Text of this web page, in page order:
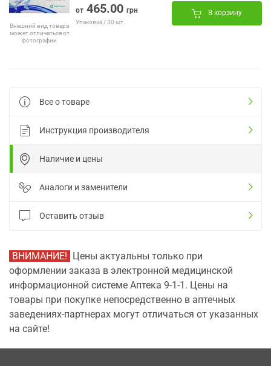
Внешний вид товара
может отличаться от
фотографии
от 465.00 грн
Упаковка / 30 шт.
В корзину
Все о товаре
Инструкция производителя
Наличие и цены
Аналоги и заменители
Оставить отзыв
ВНИМАНИЕ! Цены актуальны только при
оформлении заказа в электронной медицинской
информационной системе Аптека 9-1-1. Цены на
товары при покупке непосредственно в аптечных
заведениях-партнерах могут отличаться от указанных
на сайте!